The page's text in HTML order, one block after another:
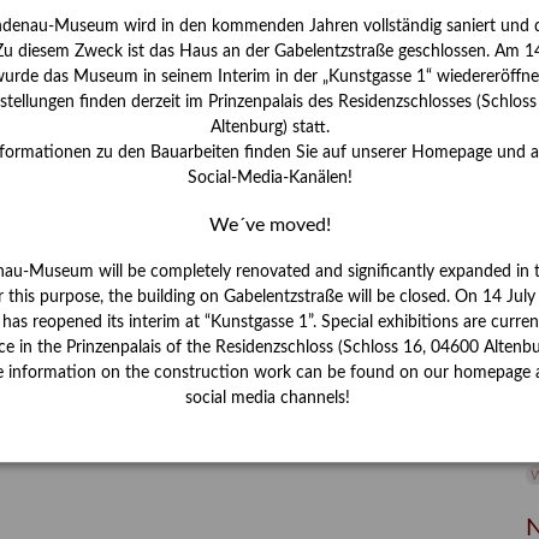
Museum wird in den kommenden Jahren vollständig saniert und
diesem Zweck ist das Haus an der Gabelentzstraße geschlossen. Am
das Museum in seinem Interim in der „Kunstgasse 1“
finden derzeit im Prinzenpalais des Residenzschlosses
Altenburg) statt.
zu den Bauarbeiten finden Sie auf unserer Homepage und
Social-Media-Kanälen!
We´ve moved!
Museum will be completely renovated and significantly expanded in
this purpose, the building on Gabelentzstraße will be closed. On 14
reopened its interim at “Kunstgasse 1”. Special exhibitions are
in the Prinzenpalais of the Residenzschloss (Schloss 16, 04600
information on the construction work can be found on our homepage
social media channels!